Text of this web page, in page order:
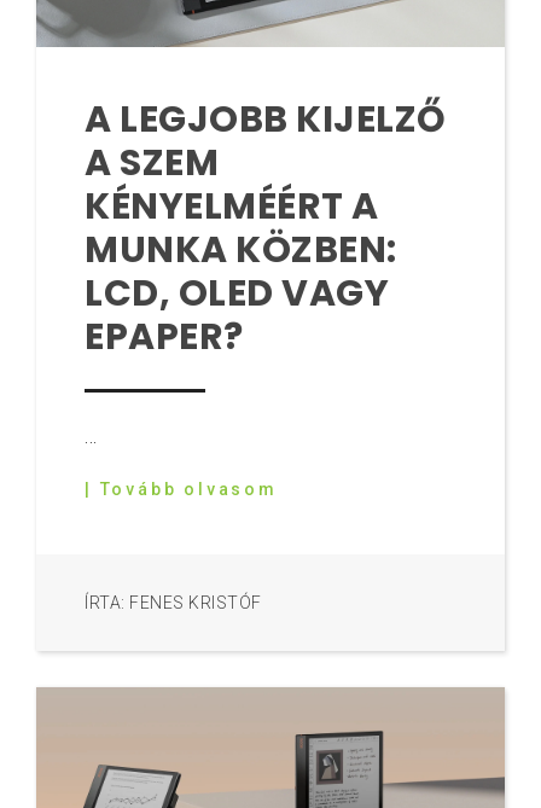
A LEGJOBB KIJELZŐ
A SZEM
KÉNYELMÉÉRT A
MUNKA KÖZBEN:
LCD, OLED VAGY
EPAPER?
...
| Tovább olvasom
ÍRTA: FENES KRISTÓF